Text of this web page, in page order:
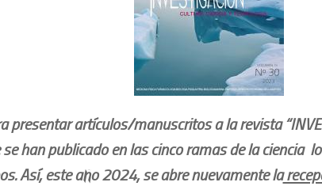
presentar artículos/manuscritos a la revista
se han publicado en las cinco ramas de la ciencia
Así, este año 2024, se abre nuevamente la